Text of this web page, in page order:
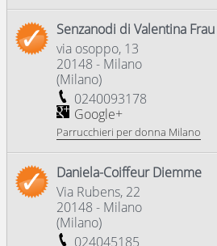
Senzanodi di Valentina Frau
via osoppo, 13
20148 - Milano
(Milano)
0240093178
Google+
Parrucchieri per donna Milano
Daniela-Coiffeur Diemme
Via Rubens, 22
20148 - Milano
(Milano)
024045185